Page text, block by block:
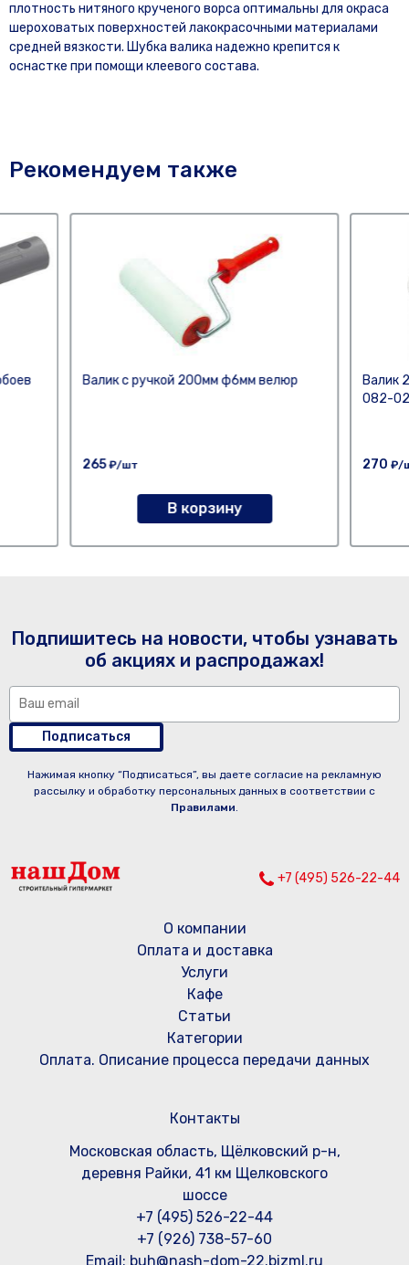
плотность нитяного крученого ворса оптимальны для окраса
шероховатых поверхностей лакокрасочными материалами
средней вязкости. Шубка валика надежно крепится к
оснастке при помощи клеевого состава.
Рекомендуем также
Валик с ручкой 200мм ф6мм велюр
265₽/шт
В корзину
Валик
082-
270 ₽/
Подпишитесь на новости, чтобы узнавать
об акциях и распродажах!
Подписаться
Нажимая кнопку “Подписаться”, вы даете согласие на рекламную
рассылку и обработку персональных данных в соответствии с
Правилами.
+7 (495) 526-22-44
О компании
Оплата и доставка
Услуги
Кафе
Статьи
Категории
Оплата. Описание процесса передачи данных
Контакты
Московская область, Щёлковский р-н,
деревня Райки, 41 км Щелковского
шоссе
+7 (495) 526-22-44
+7 (926) 738-57-60
Email: buh@nash-dom-22.bizml.ru